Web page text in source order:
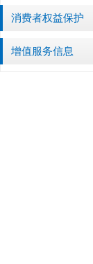
消费者权益保护
增值服务信息